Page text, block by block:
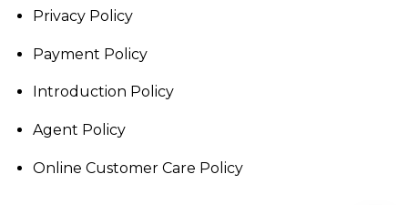
Privacy Policy
Payment Policy
Introduction Policy
Agent Policy
Online Customer Care Policy